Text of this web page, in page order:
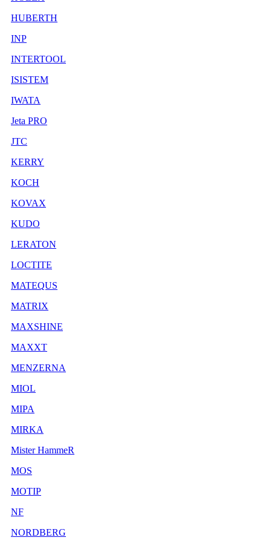
HUBERTH
INP
INTERTOOL
ISISTEM
IWATA
Jeta PRO
JTC
KERRY
KOCH
KOVAX
KUDO
LERATON
LOCTITE
MATEQUS
MATRIX
MAXSHINE
MAXXT
MENZERNA
MIOL
MIPA
MIRKA
Mister HammeR
MOS
MOTIP
NF
NORDBERG